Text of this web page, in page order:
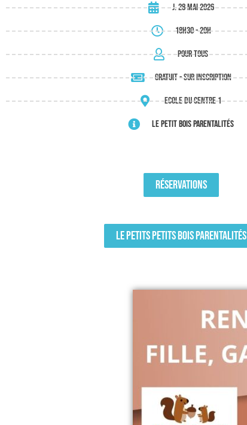
j. 28 mai 2026
18h30 - 20h
Pour tous
gratuit - sur inscription
Ecole du Centre 1
Le Petit Bois Parentalités
RÉSERVATIONS
LE PETITS PETITS BOIS PARENTALITÉS